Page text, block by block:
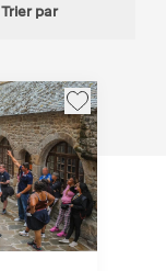
Trier par